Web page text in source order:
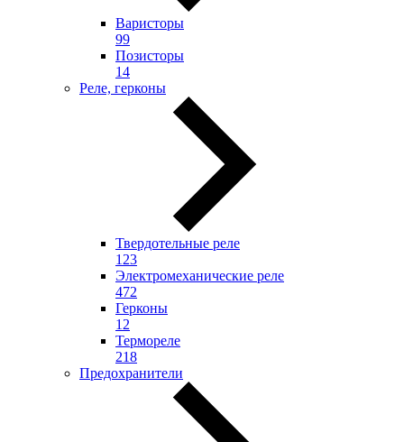
Варисторы
99
Позисторы
14
Реле, герконы
Твердотельные реле
123
Электромеханические реле
472
Герконы
12
Термореле
218
Предохранители